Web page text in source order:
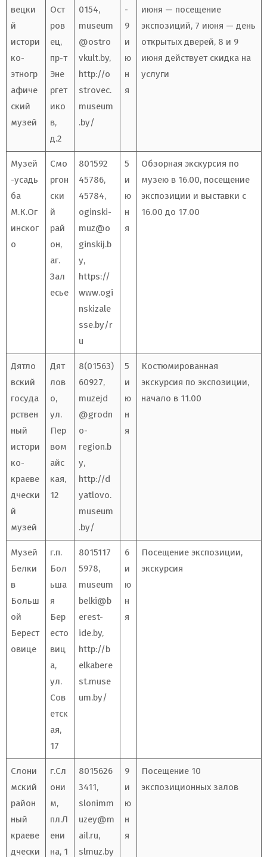
вецки
й
истори
ко-
этногр
афиче
ский
музей
Ост
ров
ец,
пр-т
Эне
ргет
ико
в,
д.2
0154,
museum
@ostro
vkult.by,
http://o
strovec.
museum
.by/
-
9
и
ю
н
я
июня — посещение
экспозиций, 7 июня — день
открытых дверей, 8 и 9
июня действует скидка на
услуги
Музей
-усадь
ба
М.К.Ог
инског
о
Смо
ргон
ски
й
рай
он,
аг.
Зал
есье
801592
45786,
45784,
oginski-
muz@o
ginskij.b
y,
https://
www.ogi
nskizale
sse.by/r
u
5
и
ю
н
я
Обзорная экскурсия по
музею в 16.00, посещение
экспозиции и выставки с
16.00 до 17.00
Дятло
вский
госуда
рствен
ный
истори
ко-
краеве
дчески
й
музей
Дят
лов
о,
ул.
Пер
вом
айс
кая,
12
8(01563)
60927,
muzejd
@grodn
o-
region.b
y,
http://d
yatlovo.
museum
.by/
5
и
ю
н
я
Костюмированная
экскурсия по экспозиции,
начало в 11.00
Музей
Белки
в
Больш
ой
Берест
овице
г.п.
Бол
ьша
я
Бер
есто
виц
а,
ул.
Сов
етск
ая,
17
8015117
5978,
museum
belki@b
erest-
ide.by,
http://b
elkabere
st.muse
um.by/
6
и
ю
н
я
Посещение экспозиции,
экскурсия
Слони
мский
район
ный
краеве
дчески
г.Сл
они
м,
пл.Л
ени
на, 1
8015626
3411,
slonimm
uzey@m
ail.ru,
slmuz.by
9
и
ю
н
я
Посещение 10
экспозиционных залов